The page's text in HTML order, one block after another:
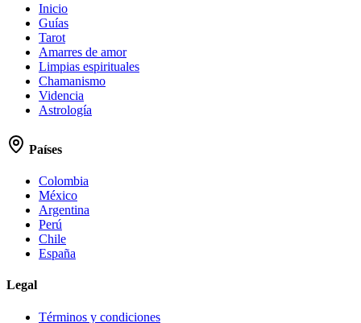
Inicio
Guías
Tarot
Amarres de amor
Limpias espirituales
Chamanismo
Videncia
Astrología
Países
Colombia
México
Argentina
Perú
Chile
España
Legal
Términos y condiciones